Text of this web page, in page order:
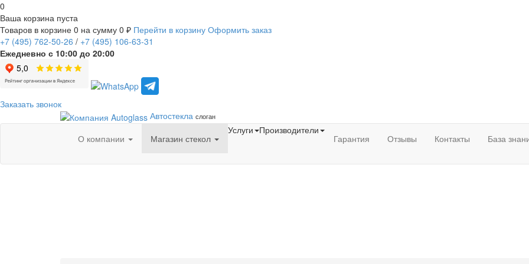
0
Ваша корзина пуста
Товаров в корзине 0 на сумму 0 ₽ Перейти в корзину Оформить заказ
+7 (495) 762-50-26 / +7 (495) 106-63-31
Ежедневно с 10:00 до 20:00
Заказать звонок
Автостекла слоган
О компании Магазин стекол
Услуги Производители
Гарантия Отзывы Контакты База